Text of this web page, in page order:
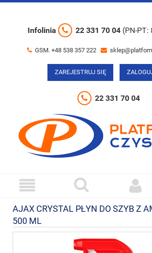
Infolinia 22 331 70 04 (PN-PT:
GSM. +48 538 357 222
ZAREJESTRUJ SIĘ
22 331 70 04
AJAX CRYSTAL PŁYN DO SZYB Z
500 ML